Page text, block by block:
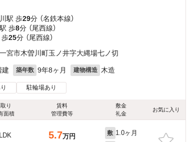
駅 歩29分 （名鉄本線）
歩8分 （尾西線）
歩25分 （尾西線）
宮市木曽川町玉ノ井字大縄場七ノ切
建 築年数 9年8ヶ月 建物構造 木造
駐輪場あり
り
面積
賃料
管理費等
敷金
礼金
お気に入り
5.7万円 敷 1.0ヶ月